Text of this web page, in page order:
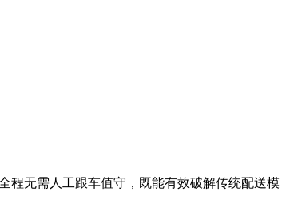
程无需人工跟车值守，既能有效破解传统配送模